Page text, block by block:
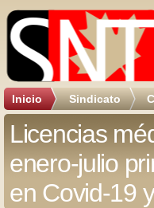
Inicio Sindicato
Licencias
enero-julio
en Covid-19